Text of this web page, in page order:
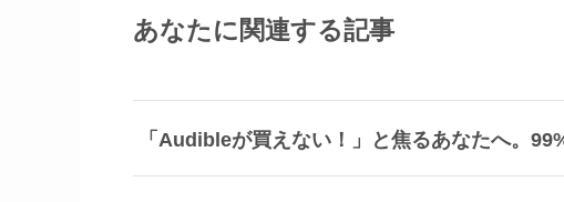
あなたに関連する記事
「Audibleが買えない！」と焦るあなたへ。